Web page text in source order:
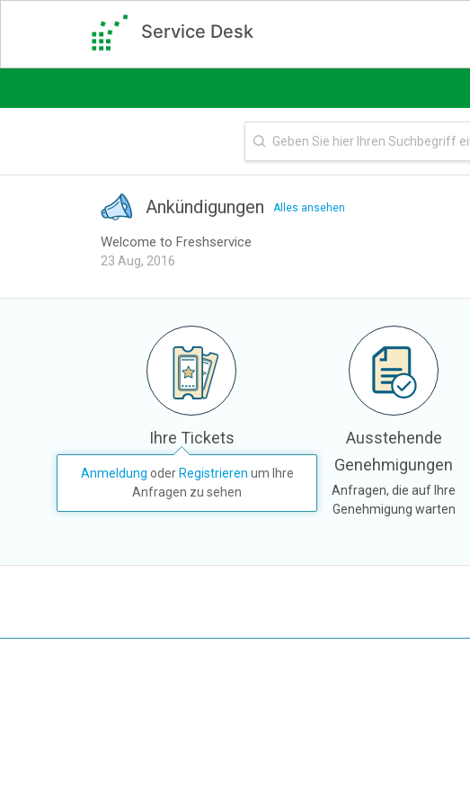
Service Desk
Ankündigungen Alles ansehen
Welcome to Freshservice
23 Aug, 2016
Ihre Tickets
Aktivitäten
Anmeldung oder Registrieren um Ihre
Anfragen zu sehen
Ausstehende
Genehmigungen
Anfragen, die auf Ihre
Genehmigung warten